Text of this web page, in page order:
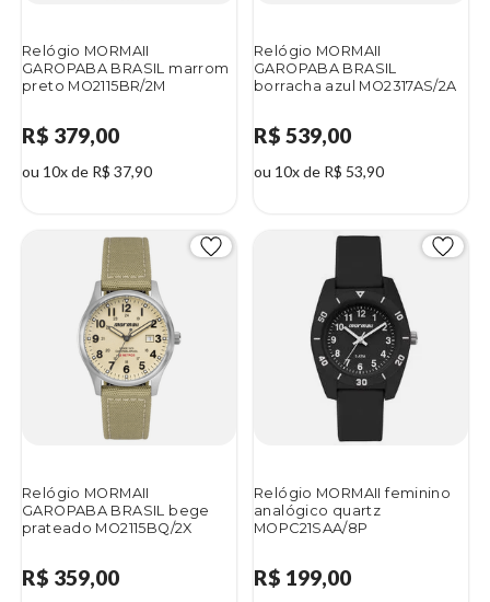
Relógio MORMAII
GAROPABA BRASIL marrom
preto MO2115BR/2M
R$ 379,00
ou 10x de R$ 37,90
Relógio MORMAII
GAROPABA BRASIL
borracha azul MO2317AS/2A
R$ 539,00
ou 10x de R$ 53,90
Relógio MORMAII
GAROPABA BRASIL bege
prateado MO2115BQ/2X
R$ 359,00
Relógio MORMAII feminino
analógico quartz
MOPC21SAA/8P
R$ 199,00